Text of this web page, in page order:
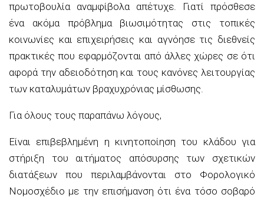
πρωτοβουλία αναμφίβολα απέτυχε. Γιατί πρόσθεσε
ένα ακόμα πρόβλημα βιωσιμότητας στις τοπικές
κοινωνίες και επιχειρήσεις και αγνόησε τις διεθνείς
πρακτικές που εφαρμόζονται από άλλες χώρες σε ότι
αφορά την αδειοδότηση και τους κανόνες λειτουργίας
των καταλυμάτων βραχυχρόνιας μίσθωσης.
Για όλους τους παραπάνω λόγους,
Είναι επιβεβλημένη η κινητοποίηση του κλάδου για
στήριξη του αιτήματος απόσυρσης των σχετικών
διατάξεων που περιλαμβάνονται στο Φορολογικό
Νομοσχέδιο με την επισήμανση ότι ένα τόσο σοβαρό